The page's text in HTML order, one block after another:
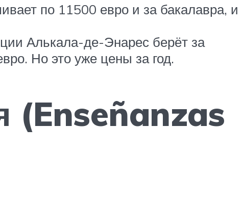
по 11500 евро и за бакалавра, и
Алькала-де-Энарес берёт за
Но это уже цены за год.
(Enseñanzas